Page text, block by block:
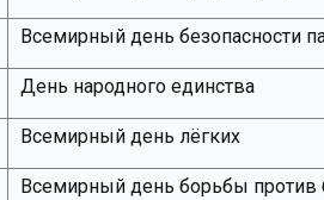
Всемирный день безопасности
День народного единства
Всемирный день лёгких
Всемирный день борьбы против